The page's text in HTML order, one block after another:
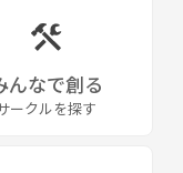
んなで創る
ークルを探す